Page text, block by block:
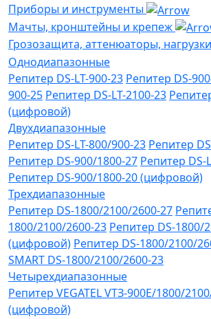
Приборы и инструменты
Мачты, кронштейны и крепеж
Грозозащита, аттенюаторы, нагрузки
Однодиапазонные
Репитер DS-LT-900-23 Репитер DS-
900-25 Репитер DS-LT-2100-23
(цифровой)
Двухдиапазонные
Репитер DS-LT-800/900-23 Репитер
Репитер DS-900/1800-27 Репитер DS-
Репитер DS-900/1800-20 (цифровой)
Трехдиапазонные
Репитер DS-1800/2100/2600-27
1800/2100/2600-23 Репитер DS-1800/
(цифровой) Репитер DS-1800/2100/
SMART DS-1800/2100/2600-23
Четырехдиапазонные
Репитер VЕGATEL VТЗ-900Е/1800/
(цифровой)